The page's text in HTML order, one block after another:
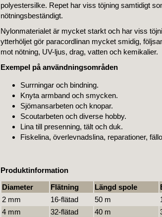
polyestersilke. Repet har viss töjning samtidigt
nötningsbeständigt.
Nylonmaterialet är mycket starkt och har viss
ytterhöljet gör paracordlinan mycket smidig,
mot nötning, UV-ljus, drag, vatten och kemikalier.
Exempel på användningsområden
Surrningar och bindning.
Knyta armband och smycken.
Sjömansarbeten och knopar.
Scoutarbeten och diverse hobby.
Lina till presenning, tält och duk.
Fiskelina, överlevnadslina, reparationer,
Produktinformation
Diameter
Flätning Längd spole
2 mm
16-flätad 50 m
4 mm
32-flätad 40 m